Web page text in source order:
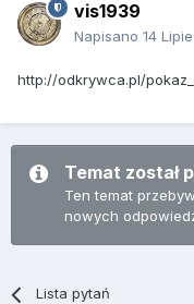
vis1939
Napisano 14
http://odkrywca.pl/
Temat został
Ten temat
nowych
Lista pytań